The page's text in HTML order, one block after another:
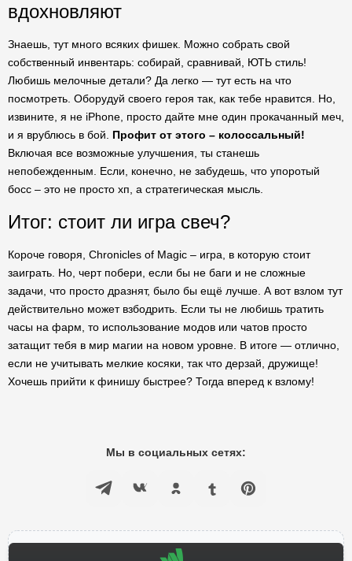
вдохновляют
Знаешь, тут много всяких фишек. Можно собрать свой
собственный инвентарь: собирай, сравнивай, ЮТЬ стиль!
Любишь мелочные детали? Да легко — тут есть на что
посмотреть. Оборудуй своего героя так, как тебе нравится. Но,
извините, я не iPhone, просто дайте мне один прокачанный меч,
и я врублюсь в бой. Профит от этого – колоссальный!
Включая все возможные улучшения, ты станешь
непобежденным. Если, конечно, не забудешь, что упоротый
босс – это не просто хп, а стратегическая мысль.
Итог: стоит ли игра свеч?
Короче говоря, Chronicles of Magic – игра, в которую стоит
заиграть. Но, черт побери, если бы не баги и не сложные
задачи, что просто дразнят, было бы ещё лучше. А вот взлом тут
действительно может взбодрить. Если ты не любишь тратить
часы на фарм, то использование модов или чатов просто
затащит тебя в мир магии на новом уровне. В итоге — отлично,
если не учитывать мелкие косяки, так что дерзай, дружище!
Хочешь прийти к финишу быстрее? Тогда вперед к взлому!
Мы в социальных сетях: